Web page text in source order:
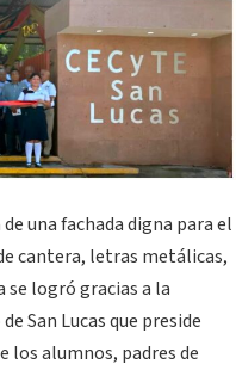
una fachada digna para el
cantera, letras metálicas,
logró gracias a la
San Lucas que preside
los alumnos, padres de